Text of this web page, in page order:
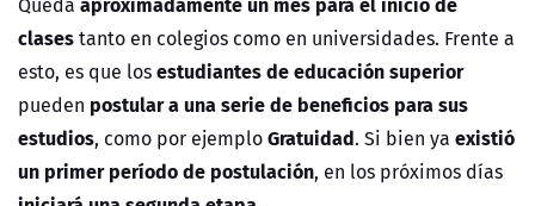
clasestanto en colegios como en universidades. Frente a
esto, es que losestudiantes de educación superior
pueden postular a una serie de beneficios para sus
estudios, como por ejemploGratuidad. Si bien ya existió
un primer período de postulación, en los próximos días